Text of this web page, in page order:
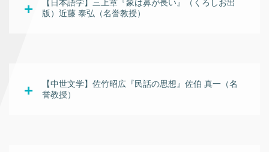
【日本語学】三上章『象は鼻が長い』（くろしお出
版）近藤 泰弘（名誉教授）
【中世文学】佐竹昭広『民話の思想』佐伯 真一（名
誉教授）